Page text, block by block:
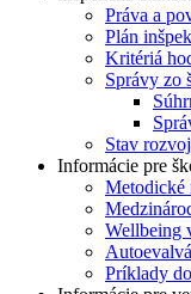
Práva a
Plán
Kritériá
Správy zo
Stav
Informácie pre
Metodické
Wellbeing
Príklady